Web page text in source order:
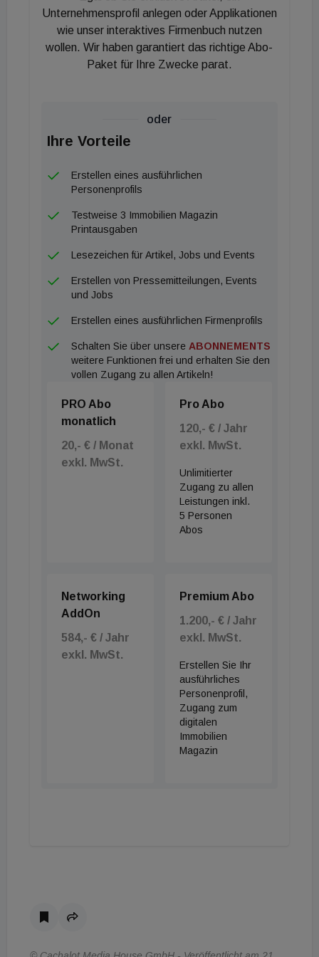
statistisch stark verzerren. Graz überschritt mit
einem Zuwachs von 11 Prozent ebenfalls eine
Marke und liegt nun bei durchschnittlich 15,15 Euro.
dahinter folgen die Bundeshauptstadt Wien, die um
10 Prozent auf 22,45 Euro zulegte, sowie Salzburg
mit 21,96 Euro (minus 1 Prozent). Bregenz
stagniert knapp unter der Spitzengruppe und
verharrt bei rund 20 Euro (minus 1 Prozent).
Osten und Norden: In Linz gaben die
nach, während Eisenstadt mit 14,59 Euro exakt auf
dem Vorjahresniveau verblieb. Das günstigste
Pflaster im Bundesländer-Vergleich ist weiterhin St.
im Schnitt 13,35 Euro pro Quadratmeter.
Unternehmensprofil anlegen oder Applikationen
wie unser interaktives Firmenbuch nutzen
wollen. Wir haben garantiert das richtige Abo-
Paket für Ihre Zwecke parat.
oder
Ihre Vorteile
Erstellen eines ausführlichen
Personenprofils
Testweise 3 Immobilien Magazin
Printausgaben
Lesezeichen für Artikel, Jobs und Events
Erstellen von Pressemitteilungen, Events
und Jobs
Erstellen eines ausführlichen Firmenprofils
Schalten Sie über unsere ABONNEMENTS
weitere Funktionen frei und erhalten Sie den
vollen Zugang zu allen Artikeln!
PRO Abo
monatlich
20,- € / Monat
exkl. MwSt.
Pro Abo
120,- € / Jahr
exkl. MwSt.
Unlimitierter
Zugang zu allen
Leistungen inkl.
5 Personen
Abos
Networking
AddOn
584,- € / Jahr
exkl. MwSt.
Premium Abo
1.200,- € / Jahr
exkl. MwSt.
Erstellen Sie Ihr
ausführliches
Personenprofil,
Zugang zum
digitalen
Immobilien
Magazin